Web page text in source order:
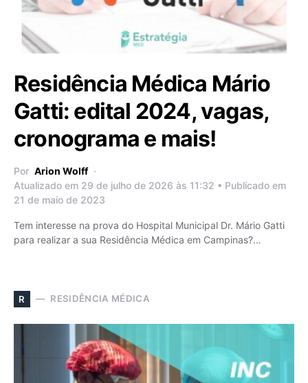
Residência Médica Mário
Gatti: edital 2024, vagas,
cronograma e mais!
Por Arion Wolff
Atualizado em 29 de julho de 2026 às 11:32 • Publicado em
21 de maio de 2023
Tem interesse na prova do Hospital Municipal Dr. Mário Gatti
para realizar a sua Residência Médica em Campinas?…
R RESIDÊNCIA MÉDICA